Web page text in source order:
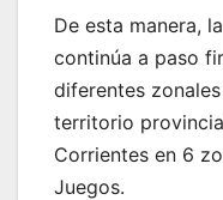
De esta manera,
continúa a paso
diferentes
territorio
Corrientes en 6
Juegos.